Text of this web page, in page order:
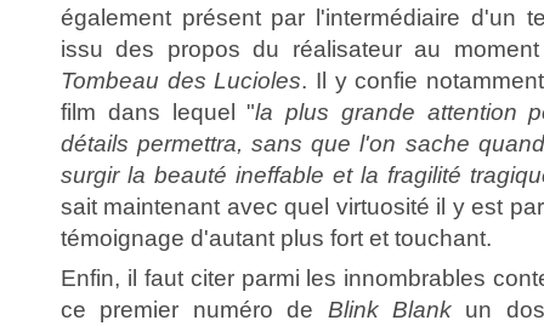
également présent par l'intermédiaire d'un
issu des propos du réalisateur au
Tombeau des Lucioles. Il y confie
film dans lequel "la plus grande attention
détails permettra, sans que l'on sache
surgir la beauté ineffable et la fragilité
sait maintenant avec quel virtuosité il y est
témoignage d'autant plus fort et touchant.
Enfin, il faut citer parmi les innombrables
ce premier numéro de Blink Blank un